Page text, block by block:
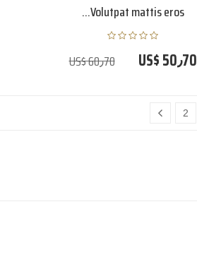
Volutpat mattis eros...
US$ 50٫70 US$ 60٫70
2